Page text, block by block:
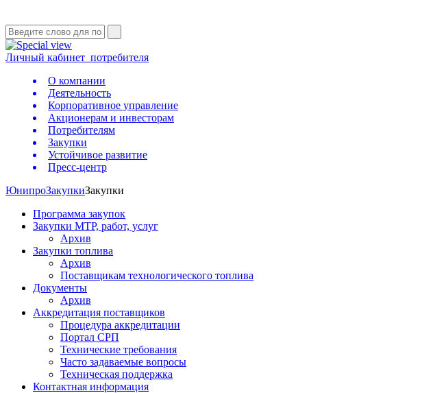
Личный кабинет потребителя
О компании
Деятельность
Корпоративное управление
Акционерам и инвесторам
Потребителям
Закупки
Устойчивое развитие
Пресс-центр
ЮнипроЗакупкиЗакупки
Программа закупок
Закупки МТР, работ, услуг
Архив
Закупки топлива
Архив
Поставщикам технологического топлива
Документы
Архив
Аккредитация поставщиков
Процедура аккредитации
Портал СРП
Технические требования
Часто задаваемые вопросы
Техническая поддержка
Контактная информация